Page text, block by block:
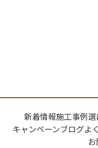
新着情報施工事例
キャンペーンブログよ